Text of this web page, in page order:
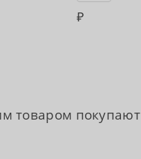
товаром покупают